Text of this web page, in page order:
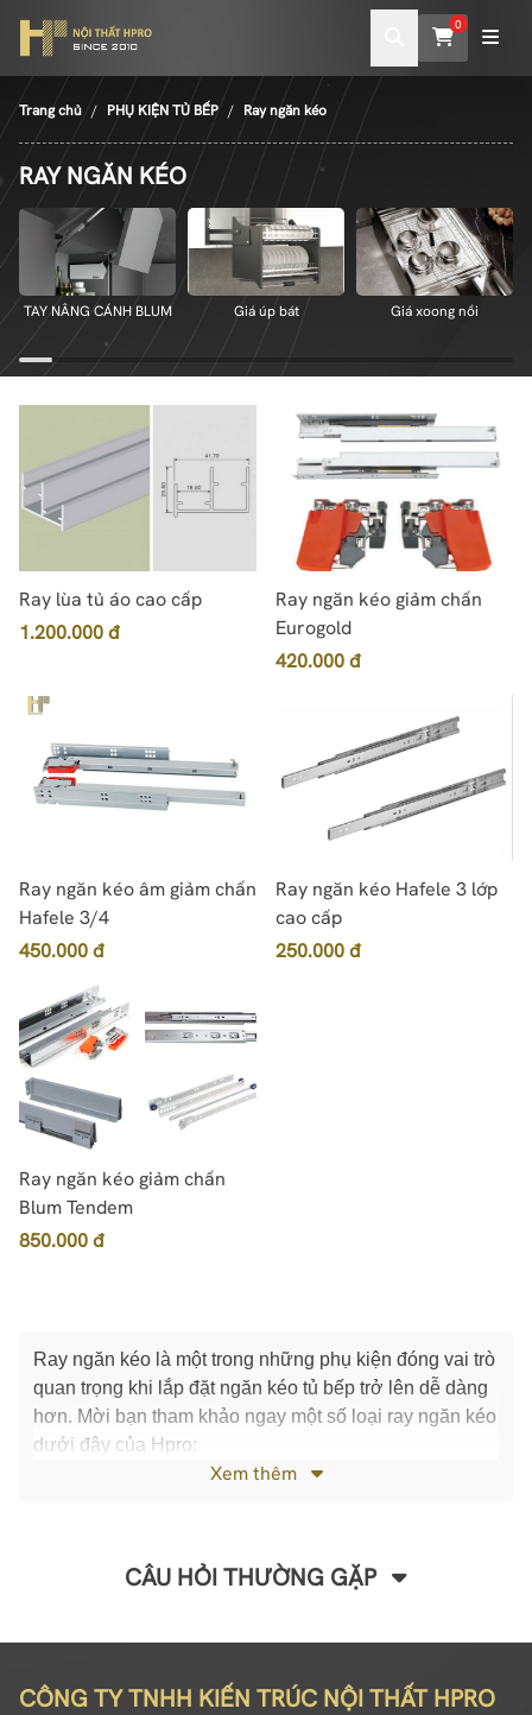
0
Trang chủ PHỤ KIỆN TỦ BẾP Ray ngăn kéo
RAY NGĂN KÉO
TAY NÂNG CÁNH BLUM Giá úp bát Giá xoong nồi
Ray lùa tủ áo cao cấp
1.200.000 đ
Ray ngăn kéo giảm chấn
Eurogold
420.000 đ
Ray ngăn kéo âm giảm chấn
Hafele 3/4
450.000 đ
Ray ngăn kéo Hafele 3 lớp
cao cấp
250.000 đ
Ray ngăn kéo giảm chấn
Blum Tendem
850.000 đ
Ray ngăn kéo là một trong những phụ kiện đóng vai trò
quan trọng khi lắp đặt ngăn kéo tủ bếp trở lên dễ dàng
hơn. Mời bạn tham khảo ngay một số loại ray ngăn kéo
dưới đây của Hpro:
Xem thêm
CÂU HỎI THƯỜNG GẶP
CÔNG TY TNHH KIẾN TRÚC NỘI THẤT HPRO